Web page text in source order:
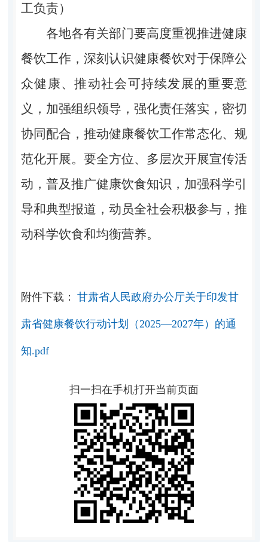
工负责）
各地各有关部门要高度重视推进健康
餐饮工作，深刻认识健康餐饮对于保障公
众健康、推动社会可持续发展的重要意
义，加强组织领导，强化责任落实，密切
协同配合，推动健康餐饮工作常态化、规
范化开展。要全方位、多层次开展宣传活
动，普及推广健康饮食知识，加强科学引
导和典型报道，动员全社会积极参与，推
动科学饮食和均衡营养。
附件下载： 甘肃省人民政府办公厅关于印发甘
肃省健康餐饮行动计划（2025—2027年）的通
知.pdf
扫一扫在手机打开当前页面